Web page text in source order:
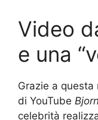
Video
e una
Grazie a questa
di YouTube
celebrità